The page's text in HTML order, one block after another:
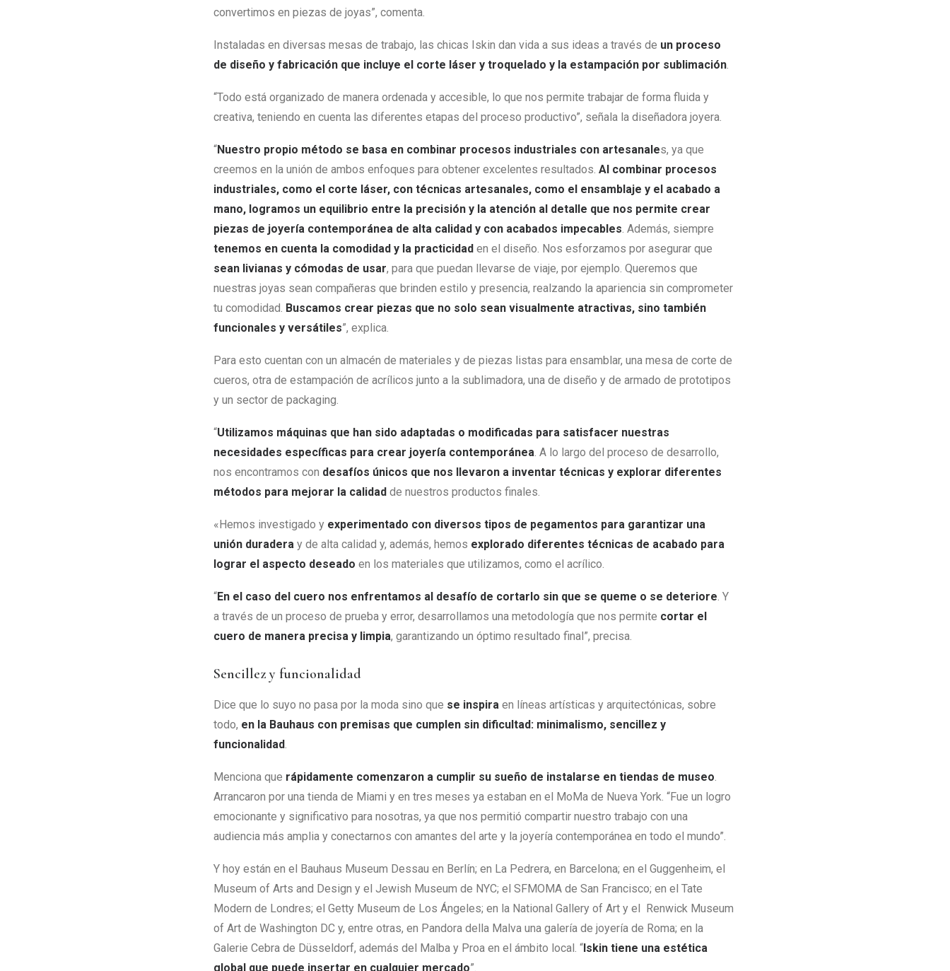
convertimos en piezas de joyas”, comenta.
Instaladas en diversas mesas de trabajo, las chicas Iskin dan vida a sus ideas a través de un proceso
de diseño y fabricación que incluye el corte láser y troquelado y la estampación por sublimación.
“Todo está organizado de manera ordenada y accesible, lo que nos permite trabajar de forma fluida y
creativa, teniendo en cuenta las diferentes etapas del proceso productivo”, señala la diseñadora joyera.
“Nuestro propio método se basa en combinar procesos industriales con artesanales, ya que
creemos en la unión de ambos enfoques para obtener excelentes resultados. Al combinar procesos
industriales, como el corte láser, con técnicas artesanales, como el ensamblaje y el acabado a
mano, logramos un equilibrio entre la precisión y la atención al detalle que nos permite crear
piezas de joyería contemporánea de alta calidad y con acabados impecables. Además, siempre
tenemos en cuenta la comodidad y la practicidad en el diseño. Nos esforzamos por asegurar que
sean livianas y cómodas de usar, para que puedan llevarse de viaje, por ejemplo. Queremos que
nuestras joyas sean compañeras que brinden estilo y presencia, realzando la apariencia sin comprometer
tu comodidad. Buscamos crear piezas que no solo sean visualmente atractivas, sino también
funcionales y versátiles”, explica.
Para esto cuentan con un almacén de materiales y de piezas listas para ensamblar, una mesa de corte de
cueros, otra de estampación de acrílicos junto a la sublimadora, una de diseño y de armado de prototipos
y un sector de packaging.
“Utilizamos máquinas que han sido adaptadas o modificadas para satisfacer nuestras
necesidades específicas para crear joyería contemporánea. A lo largo del proceso de desarrollo,
nos encontramos con desafíos únicos que nos llevaron a inventar técnicas y explorar diferentes
métodos para mejorar la calidad de nuestros productos finales.
«Hemos investigado y experimentado con diversos tipos de pegamentos para garantizar una
unión duradera y de alta calidad y, además, hemos explorado diferentes técnicas de acabado para
lograr el aspecto deseado en los materiales que utilizamos, como el acrílico.
“En el caso del cuero nos enfrentamos al desafío de cortarlo sin que se queme o se deteriore. Y
a través de un proceso de prueba y error, desarrollamos una metodología que nos permite cortar el
cuero de manera precisa y limpia, garantizando un óptimo resultado final”, precisa.
Sencillez y funcionalidad
Dice que lo suyo no pasa por la moda sino que se inspira en líneas artísticas y arquitectónicas, sobre
todo, en la Bauhaus con premisas que cumplen sin dificultad: minimalismo, sencillez y
funcionalidad.
Menciona que rápidamente comenzaron a cumplir su sueño de instalarse en tiendas de museo.
Arrancaron por una tienda de Miami y en tres meses ya estaban en el MoMa de Nueva York. “Fue un logro
emocionante y significativo para nosotras, ya que nos permitió compartir nuestro trabajo con una
audiencia más amplia y conectarnos con amantes del arte y la joyería contemporánea en todo el mundo”.
Y hoy están en el Bauhaus Museum Dessau en Berlín; en La Pedrera, en Barcelona; en el Guggenheim, el
Museum of Arts and Design y el Jewish Museum de NYC; el SFMOMA de San Francisco; en el Tate
Modern de Londres; el Getty Museum de Los Ángeles; en la National Gallery of Art y el Renwick Museum
of Art de Washington DC y, entre otras, en Pandora della Malva una galería de joyería de Roma; en la
Galerie Cebra de Düsseldorf, además del Malba y Proa en el ámbito local. “Iskin tiene una estética
global que puede insertar en cualquier mercado”.